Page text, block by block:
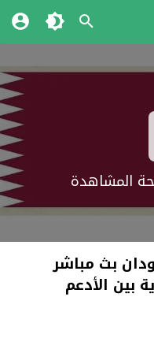
المشاهدة
بث مباشر
ودية بين الأدعم